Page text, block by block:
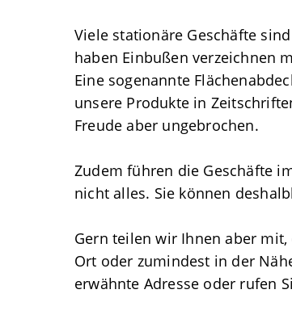
Viele stationäre Geschäfte
haben Einbußen verzeichnen
Eine sogenannte
unsere Produkte in
Freude aber ungebrochen.
Zudem führen die Geschäfte
nicht alles. Sie können
Gern teilen wir Ihnen aber
Ort oder zumindest in der
erwähnte Adresse oder rufen